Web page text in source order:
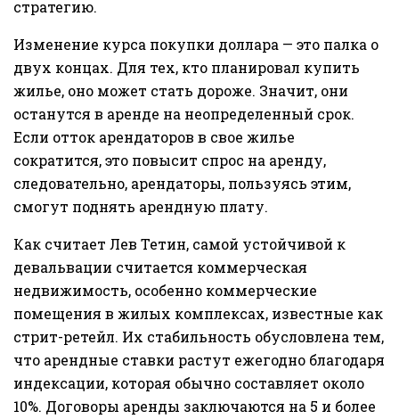
стратегию.
Изменение курса покупки доллара — это палка о
двух концах. Для тех, кто планировал купить
жилье, оно может стать дороже. Значит, они
останутся в аренде на неопределенный срок.
Если отток арендаторов в свое жилье
сократится, это повысит спрос на аренду,
следовательно, арендаторы, пользуясь этим,
смогут поднять арендную плату.
Как считает Лев Тетин, самой устойчивой к
девальвации считается коммерческая
недвижимость, особенно коммерческие
помещения в жилых комплексах, известные как
стрит-ретейл. Их стабильность обусловлена тем,
что арендные ставки растут ежегодно благодаря
индексации, которая обычно составляет около
10%. Договоры аренды заключаются на 5 и более